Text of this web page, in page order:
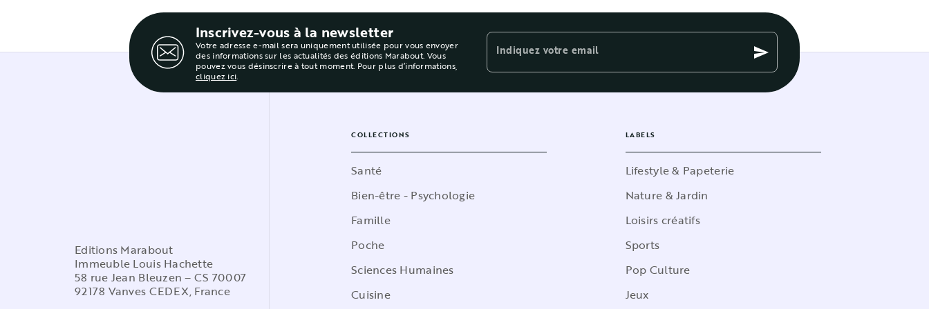
Inscrivez-vous à la newsletter
Votre adresse e-mail sera uniquement utilisée pour vous envoyer
des informations sur les actualités des éditions Marabout. Vous
pouvez vous désinscrire à tout moment. Pour plus d’informations,
cliquez ici.
Indiquez votre email send
Editions Marabout
Immeuble Louis Hachette
58 rue Jean Bleuzen – CS 70007
92178 Vanves CEDEX, France
COLLECTIONS
Santé
Bien-être - Psychologie
Famille
Poche
Sciences Humaines
Cuisine
LABELS
Lifestyle & Papeterie
Nature & Jardin
Loisirs créatifs
Sports
Pop Culture
Jeux